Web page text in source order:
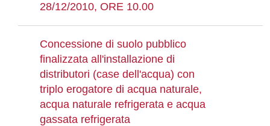
28/12/2010, ORE 10.00
Concessione di suolo pubblico
finalizzata all'installazione di
distributori (case dell'acqua) con
triplo erogatore di acqua naturale,
acqua naturale refrigerata e acqua
gassata refrigerata